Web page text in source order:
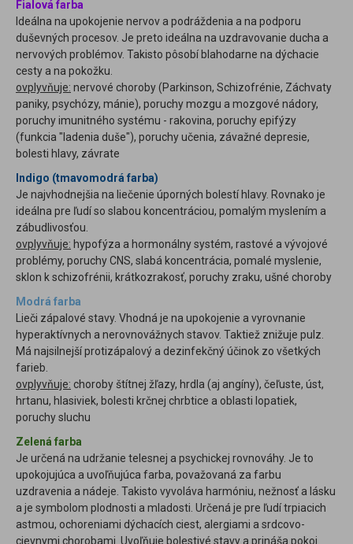
Fialová farba
deálna na upokojenie nervov a podráždenia a na podporu
duševných procesov. Je preto ideálna na uzdravovanie ducha a
nervových problémov. Takisto pôsobí blahodarne na dýchacie
cesty a na pokožku.
ovplyvňuje: nervové choroby (Parkinson, Schizofrénie, Záchvaty
paniky, psychózy, mánie), poruchy mozgu a mozgové nádory,
poruchy imunitného systému - rakovina, poruchy epifýzy
(funkcia "ladenia duše"), poruchy učenia, závažné depresie,
bolesti hlavy, závrate
Indigo (tmavomodrá farba)
Je najvhodnejšia na liečenie úporných bolestí hlavy. Rovnako je
ideálna pre ľudí so slabou koncentráciou, pomalým myslením a
zábudlivosťou.
ovplyvňuje: hypofýza a hormonálny systém, rastové a vývojové
problémy, poruchy CNS, slabá koncentrácia, pomalé myslenie,
sklon k schizofrénii, krátkozrakosť, poruchy zraku, ušné choroby
Modrá farba
Lieči zápalové stavy. Vhodná je na upokojenie a vyrovnanie
hyperaktívnych a nerovnovážnych stavov. Taktiež znižuje pulz.
Má najsilnejší protizápalový a dezinfekčný účinok zo všetkých
farieb.
ovplyvňuje: choroby štítnej žľazy, hrdla (aj angíny), čeľuste, úst,
hrtanu, hlasiviek, bolesti krčnej chrbtice a oblasti lopatiek,
poruchy sluchu
Zelená farba
Je určená na udržanie telesnej a psychickej rovnováhy. Je to
upokojujúca a uvoľňujúca farba, považovaná za farbu
uzdravenia a nádeje. Takisto vyvoláva harmóniu, nežnosť a lásku
a je symbolom plodnosti a mladosti. Určená je pre ľudí trpiacich
astmou, ochoreniami dýchacích ciest, alergiami a srdcovo-
cievnymi chorobami. Uvoľňuje bolestivé stavy a prináša pokoj.